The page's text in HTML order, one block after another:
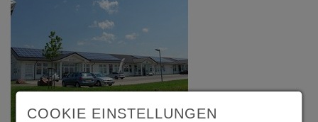
COOKIE EINSTELLUNGEN